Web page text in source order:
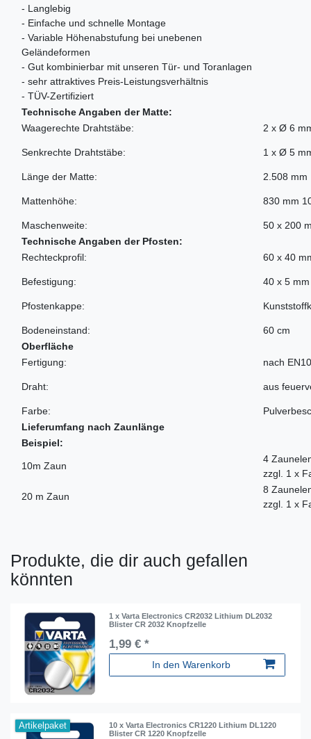
- Langlebig
- Einfache und schnelle Montage
- Variable Höhenabstufung bei unebenen
Geländeformen
- Gut kombinierbar mit unseren Tür- und Toranlagen
- sehr attraktives Preis-Leistungsverhältnis
- TÜV-Zertifiziert
Technische Angaben der Matte:
Waagerechte Drahtstäbe:
Senkrechte Drahtstäbe:
Länge der Matte:
Mattenhöhe:
Maschenweite:
2 x Ø 6
1 x Ø 5
2.508 mm
830 mm
50 x 200
Technische Angaben der Pfosten:
Rechteckprofil:
Befestigung:
Pfostenkappe:
Bodeneinstand:
60 x 40
40 x 5
60 cm
Oberfläche
Fertigung:
Draht:
Farbe:
nach
aus
Lieferumfang nach Zaunlänge
Beispiel:
10m Zaun
4
zzgl. 1 x
20 m Zaun
8
zzgl. 1 x
Produkte, die dir auch gefallen
könnten
1 x Varta Electronics CR2032 Lithium DL2032
Blister CR 2032 Knopfzelle
1,99 € *
In den Warenkorb
Artikelpaket
10 x Varta Electronics CR1220 Lithium DL1220
Blister CR 1220 Knopfzelle